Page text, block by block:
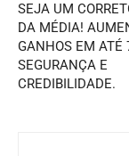
SEJA UM
DA MÉDIA!
GANHOS EM ATÉ
SEGURANÇA E
CREDIBILIDADE.